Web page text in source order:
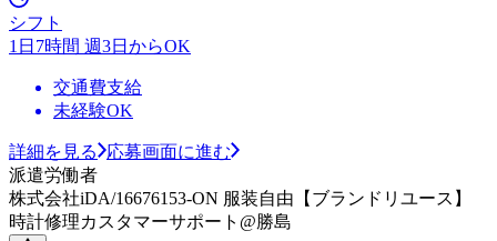
シフト
1日7時間 週3日からOK
交通費支給
未経験OK
詳細を見る
応募画面に進む
派遣労働者
株式会社iDA/16676153-ON 服装自由【ブランドリユース】
時計修理カスタマーサポート@勝島